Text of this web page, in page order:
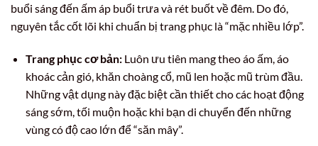
buổi sáng đến ấm áp buổi trưa và rét buốt về đêm. Do đó,
nguyên tắc cốt lõi khi chuẩn bị trang phục là “mặc nhiều lớp”.
Trang phục cơ bản:Luôn ưu tiên mang theo áo ấm, áo
khoác cản gió, khăn choàng cổ, mũ len hoặc mũ trùm đầu.
Những vật dụng này đặc biệt cần thiết cho các hoạt động
sáng sớm, tối muộn hoặc khi bạn di chuyển đến những
vùng có độ cao lớn để “săn mây”.